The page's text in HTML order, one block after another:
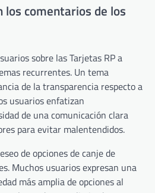
los comentarios de los
sobre las Tarjetas RP a
recurrentes. Un tema
de la transparencia respecto a
usuarios enfatizan
de una comunicación clara
para evitar malentendidos.
de opciones de canje de
Muchos usuarios expresan una
más amplia de opciones al